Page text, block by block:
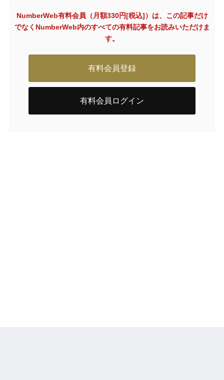
NumberWeb有料会員（月額330円[税込]）は、この記事だけ
でなく NumberWeb内のすべての有料記事をお読みいただけま
す。
有料会員登録
有料会員ログイン